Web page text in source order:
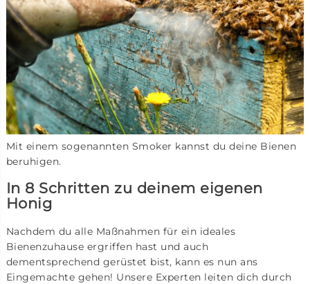
Mit einem sogenannten Smoker kannst du deine Bienen
beruhigen.
In 8 Schritten zu deinem eigenen
Honig
Nachdem du alle Maßnahmen für ein ideales
Bienenzuhause ergriffen hast und auch
dementsprechend gerüstet bist, kann es nun ans
Eingemachte gehen! Unsere Experten leiten dich durch